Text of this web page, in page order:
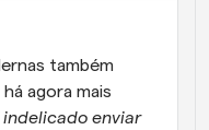
também
agora mais
indelicado enviar